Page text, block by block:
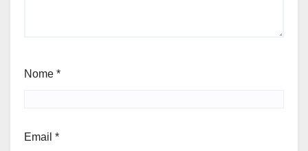
Nome *
Email *